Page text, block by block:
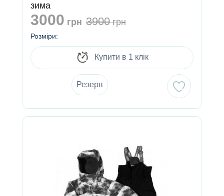
зима
3000 грн 3900грн
Розміри:
Купити в 1 клік
Резерв